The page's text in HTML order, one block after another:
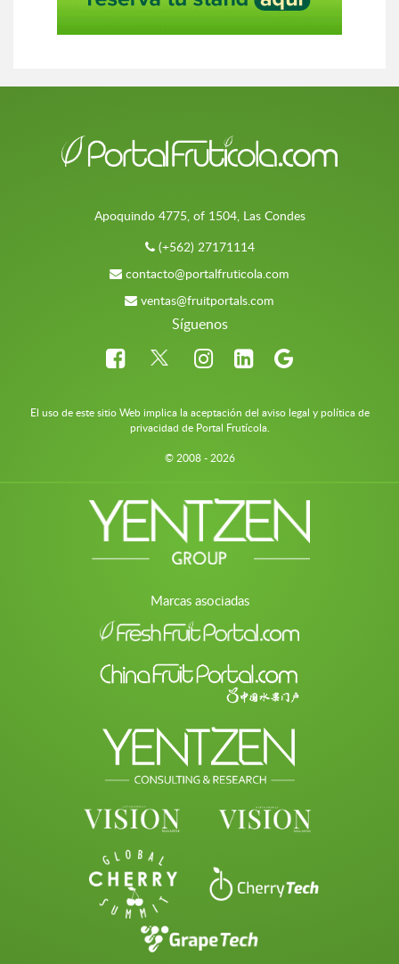
Apoquindo 4775, of 1504, Las Condes
(+562) 27171114
contacto@portalfruticola.com
ventas@fruitportals.com
Síguenos
El uso de este sitio Web implica la aceptación del aviso legal y política de
privacidad de Portal Frutícola.
© 2008 - 2026
Marcas asociadas